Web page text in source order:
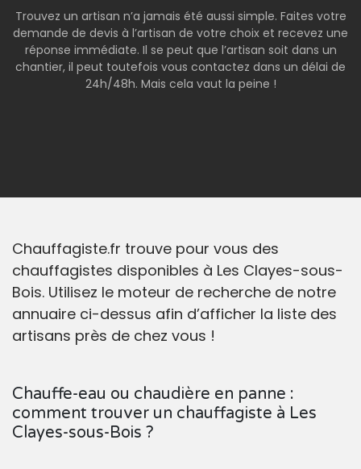
Trouvez un artisan n’a jamais été aussi simple. Faites votre
demande de devis à l’artisan de votre choix et recevez une
réponse immédiate. Il se peut que l’artisan soit dans un
chantier, il peut toutefois vous contactez dans un délai de
24h/48h. Mais cela vaut la peine !
Chauffagiste.fr trouve pour vous des
chauffagistes disponibles à Les Clayes-sous-
Bois. Utilisez le moteur de recherche de notre
annuaire ci-dessus afin d’afficher la liste des
artisans près de chez vous !
Chauffe-eau ou chaudière en panne :
comment trouver un chauffagiste à Les
Clayes-sous-Bois ?